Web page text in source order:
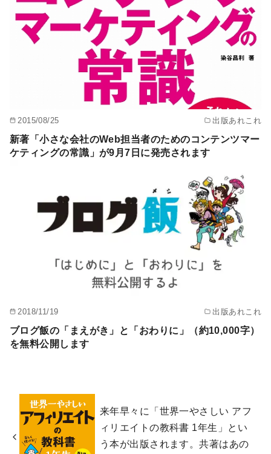
2015/08/25 出版あれこれ
新著「小さな会社のWeb担当者のためのコンテンツマー
ケティングの常識」が9月7日に発売されます
2018/11/19 出版あれこれ
ブログ飯の「まえがき」と「おわりに」（約10,000字）
を無料公開します
来年早々に「世界一やさしい アフ
ィリエイトの教科書 1年生」とい
う本が出版されます。共著はあの